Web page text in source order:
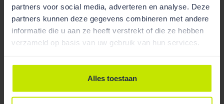
partners voor social media, adverteren en analyse. Deze
partners kunnen deze gegevens combineren met andere
informatie die u aan ze heeft verstrekt of die ze hebben
verzameld op basis van uw gebruik van hun services.
Alles toestaan